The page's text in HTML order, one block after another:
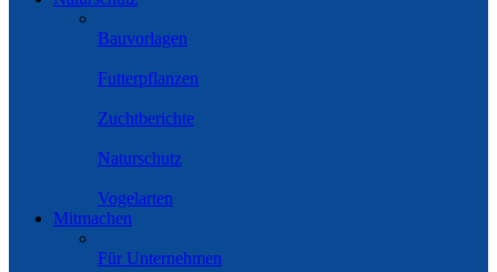
Bauvorlagen
Futterpflanzen
Zuchtberichte
Naturschutz
Vogelarten
Mitmachen
Für Unternehmen